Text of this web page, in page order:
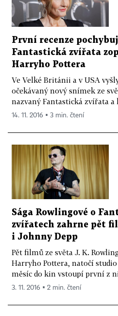
První recenze
Fantastická zvířata
Harryho Pottera
Ve Velké Británii a v USA
očekávaný nový snímek ze
nazvaný Fantastická zvířata a
14. 11. 2016 ▪ 3 min. čtení
Sága Rowlingové o
zvířatech zahrne pět
i Johnny Depp
Pět filmů ze světa J. K.
Harryho Pottera, natočí
měsíc do kin vstoupí první z
3. 11. 2016 ▪ 2 min. čtení